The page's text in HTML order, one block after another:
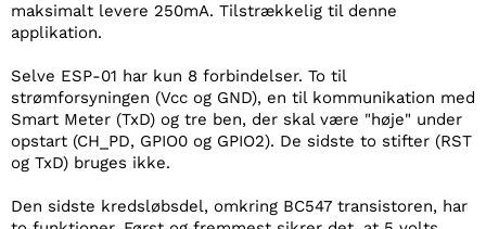
maksimalt levere 250mA. Tilstrækkelig til denne
applikation.
Selve ESP-01 har kun 8 forbindelser. To til
strømforsyningen (Vcc og GND), en til kommunikation med
Smart Meter (TxD) og tre ben, der skal være "høje" under
opstart (CH_PD, GPIO0 og GPIO2). De sidste to stifter (RST
og TxD) bruges ikke.
Den sidste kredsløbsdel, omkring BC547 transistoren, har